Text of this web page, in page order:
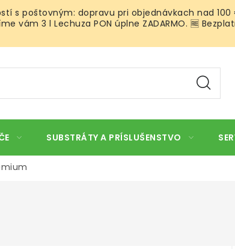
s poštovným: dopravu pri objednávkach nad 100
vám 3 l Lechuza PON úplne ZADARMO. 🆓
SUBSTRÁTY A PRÍSLUŠENSTVO